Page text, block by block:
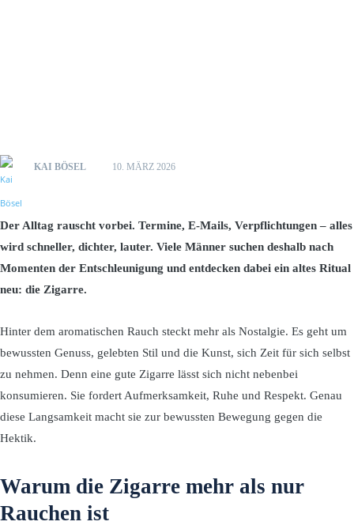
KAI BÖSEL 10. MÄRZ 2026
Der Alltag rauscht vorbei. Termine, E-Mails, Verpflichtungen – alles
wird schneller, dichter, lauter. Viele Männer suchen deshalb nach
Momenten der Entschleunigung und entdecken dabei ein altes Ritual
neu: die Zigarre.
Hinter dem aromatischen Rauch steckt mehr als Nostalgie. Es geht um
bewussten Genuss, gelebten Stil und die Kunst, sich Zeit für sich selbst
zu nehmen. Denn eine gute Zigarre lässt sich nicht nebenbei
konsumieren. Sie fordert Aufmerksamkeit, Ruhe und Respekt. Genau
diese Langsamkeit macht sie zur bewussten Bewegung gegen die
Hektik.
Warum die Zigarre mehr als nur
Rauchen ist